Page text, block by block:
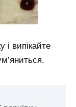
і випікайте